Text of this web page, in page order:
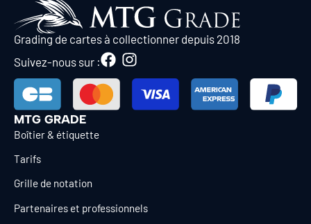
Grading de cartes à collectionner depuis 2018
Suivez-nous sur :
MTG GRADE
Boîtier & étiquette
Tarifs
Grille de notation
Partenaires et professionnels